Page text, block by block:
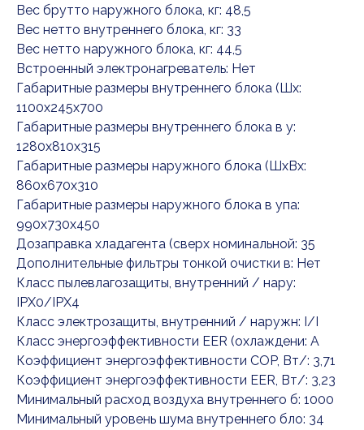
Вес брутто наружного блока, кг: 48,5
Вес нетто внутреннего блока, кг: 33
Вес нетто наружного блока, кг: 44,5
Встроенный электронагреватель: Нет
Габаритные размеры внутреннего блока (Шx:
1100x245x700
Габаритные размеры внутреннего блока в у:
1280x810x315
Габаритные размеры наружного блока (ШxВx:
860x670x310
Габаритные размеры наружного блока в упа:
990x730x450
Дозаправка хладагента (сверх номинальной: 35
Дополнительные фильтры тонкой очистки в: Нет
Класс пылевлагозащиты, внутренний / нару:
IPX0/IPX4
Класс электрозащиты, внутренний / наружн: I/I
Класс энергоэффективности EER (охлаждени: A
Коэффициент энергоэффективности COP, Вт/: 3,71
Коэффициент энергоэффективности EER, Вт/: 3,23
Минимальный расход воздуха внутреннего б: 1000
Минимальный уровень шума внутреннего бло: 34